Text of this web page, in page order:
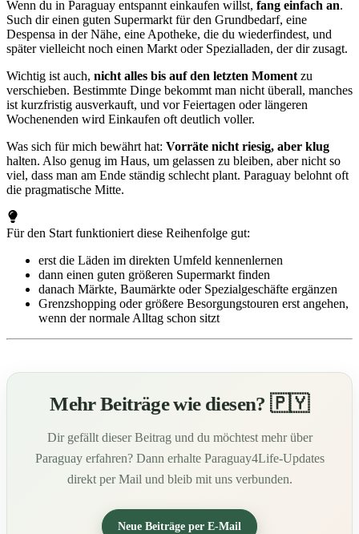
Wenn du in Paraguay entspannt einkaufen willst, fang einfach an.
Such dir einen guten Supermarkt für den Grundbedarf, eine
Despensa in der Nähe, eine Apotheke, die du wiederfindest, und
später vielleicht noch einen Markt oder Spezialladen, der dir zusagt.
Wichtig ist auch, nicht alles bis auf den letzten Moment zu
verschieben. Bestimmte Dinge bekommt man nicht überall, manches
ist kurzfristig ausverkauft, und vor Feiertagen oder längeren
Wochenenden wird Einkaufen oft deutlich voller.
Was sich für mich bewährt hat: Vorräte nicht riesig, aber klug
halten. Also genug im Haus, um gelassen zu bleiben, aber nicht so
viel, dass man am Ende ständig schlecht plant. Paraguay belohnt oft
die pragmatische Mitte.
Für den Start funktioniert diese Reihenfolge gut:
erst die Läden im direkten Umfeld kennenlernen
dann einen guten größeren Supermarkt finden
danach Märkte, Baumärkte oder Spezialgeschäfte ergänzen
Grenzshopping oder größere Besorgungstouren erst angehen,
wenn der normale Alltag schon sitzt
Mehr Beiträge wie diesen? 🇵🇾
Dir gefällt dieser Beitrag und du möchtest mehr über
Paraguay erfahren? Dann erhalte Paraguay4Life-Updates
direkt per Mail und bleib mit uns verbunden.
Neue Beiträge per E-Mail